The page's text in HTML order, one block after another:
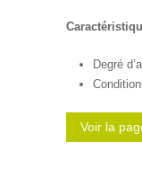
Degré
Voir la